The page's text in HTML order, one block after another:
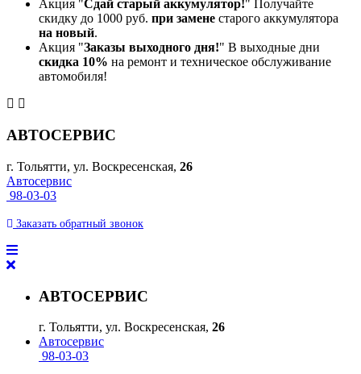
Акция "Сдай старый аккумулятор!" Получайте
скидку до 1000 руб. при замене старого аккумулятора
на новый.
Акция "Заказы выходного дня!" В выходные дни
скидка 10% на ремонт и техническое обслуживание
автомобиля!
АВТОСЕРВИС
г. Тольятти, ул. Воскресенская, 26
Автосервис
98-03-03
Заказать обратный звонок
АВТОСЕРВИС
г. Тольятти, ул. Воскресенская, 26
Автосервис
98-03-03